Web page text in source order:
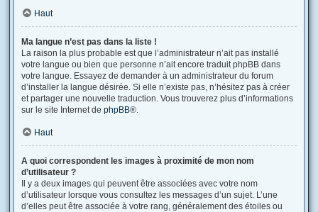
Haut
Ma langue n’est pas dans la liste !
La raison la plus probable est que l’administrateur n’ait pas installé
votre langue ou bien que personne n’ait encore traduit phpBB dans
votre langue. Essayez de demander à un administrateur du forum
d’installer la langue désirée. Si elle n’existe pas, n’hésitez pas à créer
et partager une nouvelle traduction. Vous trouverez plus d’informations
sur le site Internet de phpBB®.
Haut
A quoi correspondent les images à proximité de mon nom
d’utilisateur ?
Il y a deux images qui peuvent être associées avec votre nom
d’utilisateur lorsque vous consultez les messages d’un sujet. L’une
d’elles peut être associée à votre rang, généralement des étoiles ou